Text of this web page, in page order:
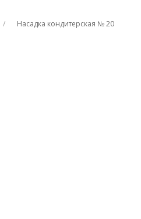
Насадка кондитерская № 20